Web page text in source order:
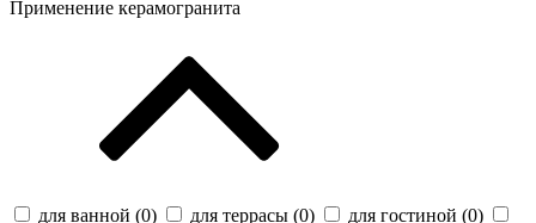
Применение керамогранита
для ванной (0) для террасы (0) для гостиной (0)